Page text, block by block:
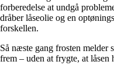
forberedelse at undgå
dråber låseolie og en
forskellen.
Så næste gang frosten melder
frem – uden at frygte, at låsen